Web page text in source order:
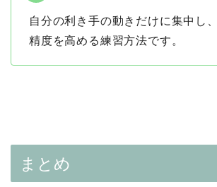
自分の利き手の動きだけに集中し
精度を高める練習方法です。
まとめ